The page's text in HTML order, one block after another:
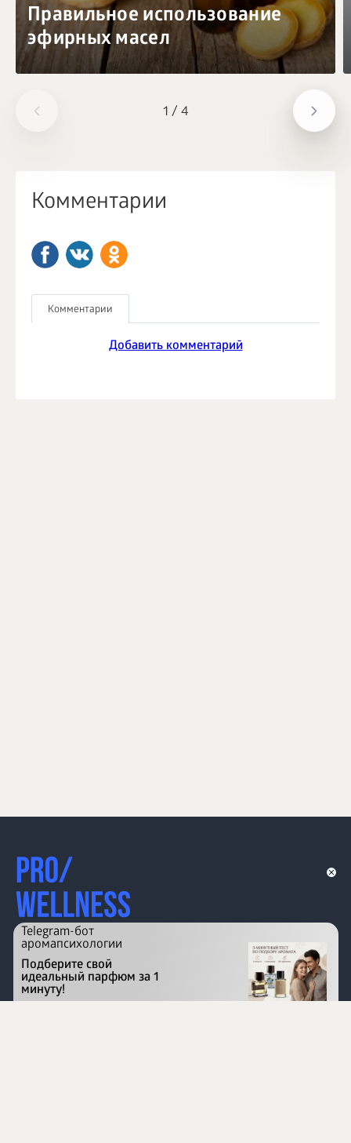
1 / 4
Правильное использование
эфирных масел
Комментарии
Комментарии
Добавить комментарий
Перейти на сайт
Telegram-бот
аромапсихологии
Подберите свой
идеальный парфюм за 1
минуту!